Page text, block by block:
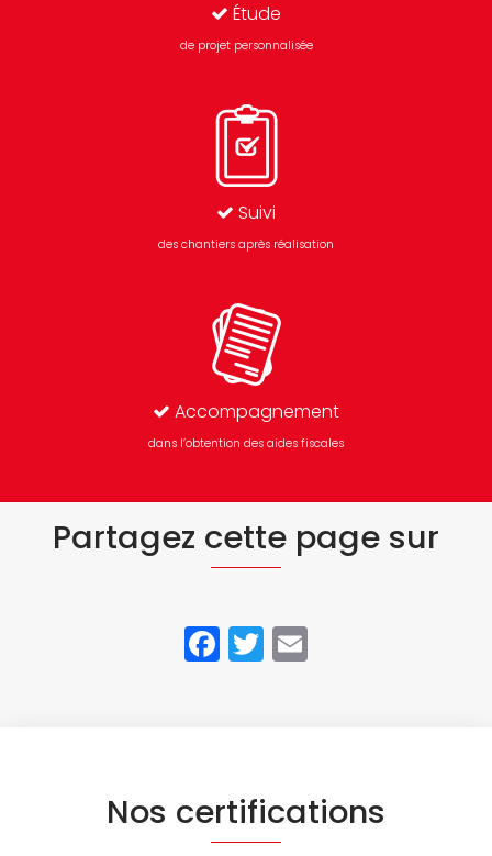
Étude
de projet personnalisée
Suivi
des chantiers après réalisation
Accompagnement
dans l’obtention des aides fiscales
Partagez cette page sur
Facebook
Twitter
Nos certifications